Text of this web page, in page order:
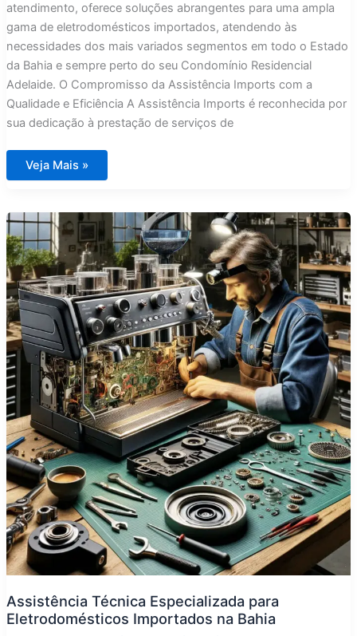
atendimento, oferece soluções abrangentes para uma ampla
gama de eletrodomésticos importados, atendendo às
necessidades dos mais variados segmentos em todo o Estado
da Bahia e sempre perto do seu Condomínio Residencial
Adelaide. O Compromisso da Assistência Imports com a
Qualidade e Eficiência A Assistência Imports é reconhecida por
sua dedicação à prestação de serviços de
Assistência
Técnica
Residencial
Adelaide
na
Bahia
Veja Mais »
Assistência Técnica Especializada para
Eletrodomésticos Importados na Bahia